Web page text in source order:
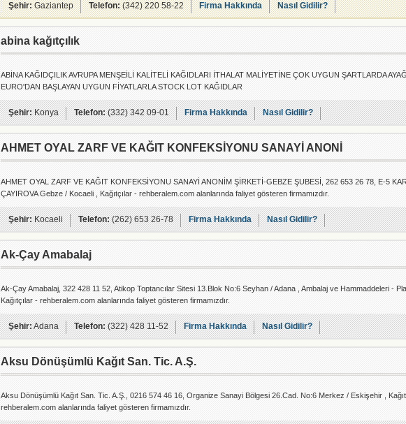
Şehir:Gaziantep Telefon:(342) 220 58-22 Firma Hakkında Nasıl Gidilir?
abina kağıtçılık
ABİNA KAĞIDÇILIK AVRUPA MENŞEİLİ KALİTELİ KAĞIDLARI İTHALAT MALİYETİNE ÇOK UYGUN ŞARTLARDA
EURO'DAN BAŞLAYAN UYGUN FİYATLARLA STOCK LOT KAĞIDLAR
Şehir:Konya Telefon:(332) 342 09-01 Firma Hakkında Nasıl Gidilir?
AHMET OYAL ZARF VE KAĞIT KONFEKSİYONU SANAYİ ANONİ
AHMET OYAL ZARF VE KAĞIT KONFEKSİYONU SANAYİ ANONİM ŞİRKETİ-GEBZE ŞUBESİ, 262 653 26 78, E-5
ÇAYIROVA Gebze / Kocaeli , Kağıtçılar - rehberalem.com alanlarında faliyet gösteren firmamızdır.
Şehir:Kocaeli Telefon:(262) 653 26-78 Firma Hakkında Nasıl Gidilir?
Ak-Çay Amabalaj
Ak-Çay Amabalaj, 322 428 11 52, Atikop Toptancılar Sitesi 13.Blok No:6 Seyhan / Adana , Ambalaj ve Hammaddeleri -
Kağıtçılar - rehberalem.com alanlarında faliyet gösteren firmamızdır.
Şehir:Adana Telefon:(322) 428 11-52 Firma Hakkında Nasıl Gidilir?
Aksu Dönüşümlü Kağıt San. Tic. A.Ş.
Aksu Dönüşümlü Kağıt San. Tic. A.Ş., 0216 574 46 16, Organize Sanayi Bölgesi 26.Cad. No:6 Merkez / Eskişehir ,
rehberalem.com alanlarında faliyet gösteren firmamızdır.